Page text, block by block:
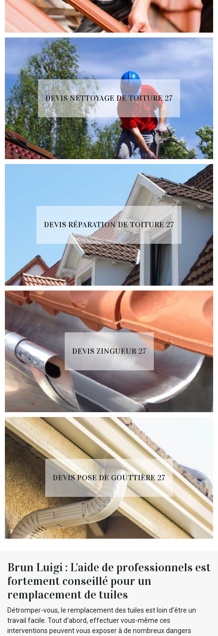
DEVIS NETTOYAGE DE TOITURE 27
DEVIS RÉPARATION DE TOITURE 27
DEVIS ZINGUEUR 27
DEVIS POSE DE GOUTTIÈRE 27
Brun Luigi : L'aide de professionnels est
fortement conseillé pour un
remplacement de tuiles
Détromper-vous, le remplacement des tuiles est loin d’être un
travail facile. Tout d’abord, effectuer vous-même ces
interventions peuvent vous exposer à de nombreux dangers